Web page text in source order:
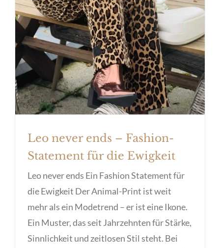
Leo never ends – Fashion-
Statement für die Ewigkeit
Leo never ends Ein Fashion Statement für
die Ewigkeit Der Animal-Print ist weit
mehr als ein Modetrend – er ist eine Ikone.
Ein Muster, das seit Jahrzehnten für Stärke,
Sinnlichkeit und zeitlosen Stil steht. Bei